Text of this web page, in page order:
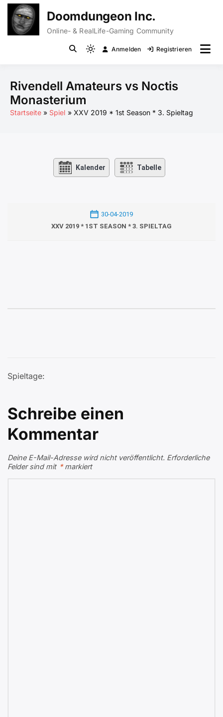
Zum
Inhalt
springen
Doomdungeon Inc.
Online- & RealLife-Gaming Community
Light
to
to
Anmelden Registrieren
Rivendell Amateurs vs Noctis
Monasterium
Startseite Spiel XXV 2019 * 1st Season * 3. Spieltag
Kalender Tabelle
30-04-2019
XXV 2019 * 1ST SEASON * 3. SPIELTAG
Spieltage:
Schreibe einen
Kommentar
Deine E-Mail-Adresse wird nicht veröffentlicht. Erforderliche
Felder sind mit *markiert